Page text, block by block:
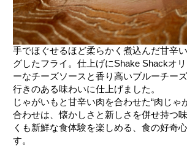
手でほぐせるほど柔らかく煮込んだ甘辛
グしたフライ。仕上げにShake Shackオ
ーなチーズソースと香り高いブルーチー
行きのある味わいに仕上げました。
じゃがいもと甘辛い肉を合わせた“肉じゃ
合わせは、懐かしさと新しさを併せ持つ
くも新鮮な食体験を楽しめる、食の好奇
す。